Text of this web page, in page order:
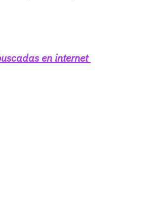
en internet